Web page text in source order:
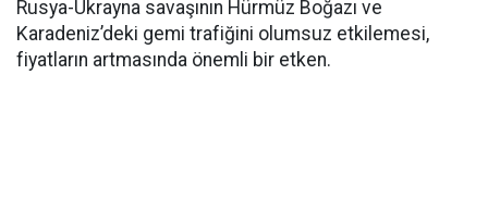
Rusya-Ukrayna savaşının Hürmüz Boğazı ve
Karadeniz’deki gemi trafiğini olumsuz etkilemesi,
fiyatların artmasında önemli bir etken.